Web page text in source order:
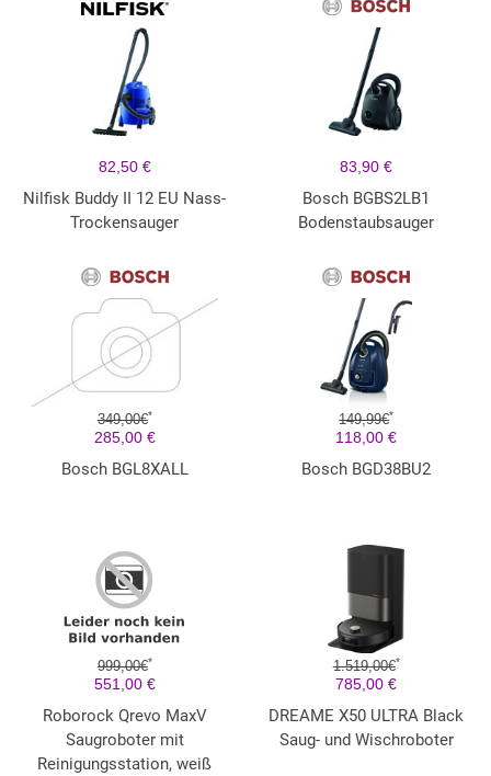
82,50 €
Nilfisk Buddy II 12 EU Nass-
Trockensauger
83,90 €
Bosch BGBS2LB1
Bodenstaubsauger
349,00€*
285,00 €
Bosch BGL8XALL
149,99€*
118,00 €
Bosch BGD38BU2
999,00€*
551,00 €
Roborock Qrevo MaxV
Saugroboter mit
Reinigungsstation, weiß
1.519,00€*
785,00 €
DREAME X50 ULTRA Black
Saug- und Wischroboter